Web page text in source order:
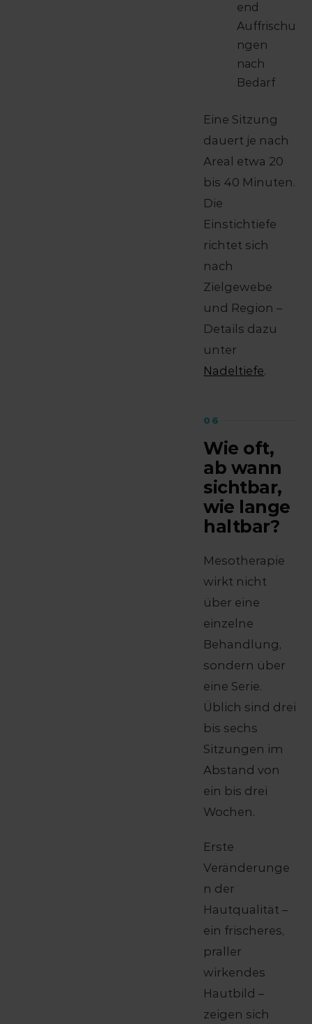
end
Auffrischu
ngen
nach
Bedarf
Eine Sitzung
dauert je nach
Areal etwa 20
bis 40 Minuten.
Die
Einstichtiefe
richtet sich
nach
Zielgewebe
und Region –
Details dazu
unter
Nadeltiefe.
06
Wie oft,
ab wann
sichtbar,
wie lange
haltbar?
Mesotherapie
wirkt nicht
über eine
einzelne
Behandlung,
sondern über
eine Serie.
Üblich sind drei
bis sechs
Sitzungen im
Abstand von
ein bis drei
Wochen.
Erste
Veränderunge
n der
Hautqualität –
ein frischeres,
praller
wirkendes
Hautbild –
zeigen sich